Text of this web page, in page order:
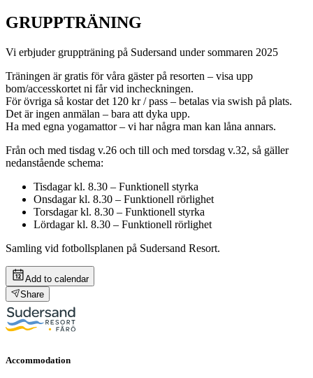
GRUPPTRÄNING
Vi erbjuder gruppträning på Sudersand under sommaren 2025
Träningen är gratis för våra gäster på resorten – visa upp
bom/accesskortet ni får vid incheckningen.
För övriga så kostar det 120 kr / pass – betalas via swish på plats.
Det är ingen anmälan – bara att dyka upp.
Ha med egna yogamattor – vi har några man kan låna annars.
Från och med tisdag v.26 och till och med torsdag v.32, så gäller
nedanstående schema:
Tisdagar kl. 8.30 – Funktionell styrka
Onsdagar kl. 8.30 – Funktionell rörlighet
Torsdagar kl. 8.30 – Funktionell styrka
Lördagar kl. 8.30 – Funktionell rörlighet
Samling vid fotbollsplanen på Sudersand Resort.
Add to calendar
Share
Accommodation